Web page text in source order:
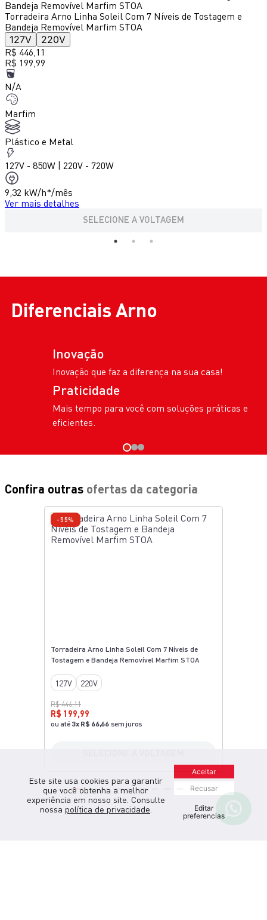
Torradeira Arno Linha Soleil Com 7 Níveis de Tostagem e
Bandeja Removível Marfim STOA
127V
220V
R$ 446,11
R$ 199,99
N/A
Marfim
Plástico e Metal
127V - 850W | 220V - 720W
9,32 kW/h*/mês
Ver mais detalhes
SELECIONE A VOLTAGEM
Diferenciais Arno
Inovação
Inovação que faz a diferença na sua casa!
Praticidade
Mais tempo para você com soluções práticas e
eficientes.
Confira outras ofertas da categoria
-55%
Torradeira Arno Linha Soleil Com 7 Níveis de
Tostagem e Bandeja Removível Marfim STOA
127V 220V
R$ 446,11
R$ 199,99
ou até 3x R$ 66,66 sem juros
Este site usa cookies para garantir
que você obtenha a melhor
experiência em nosso site. Consulte
nossa política de privacidade
Aceitar
Recusar
Editar
preferencias